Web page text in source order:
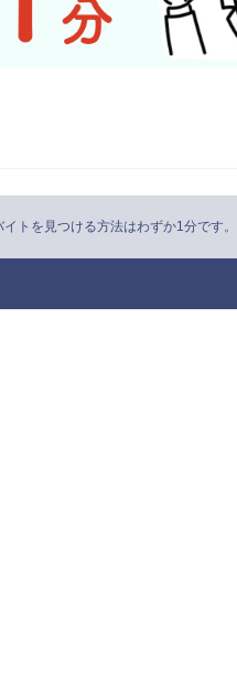
トを見つける方法はわずか1分です